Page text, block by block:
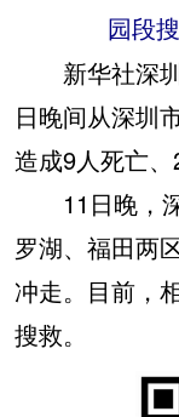
园段
新华社深圳
日晚间从深圳
造成9人死亡、
11日晚，深
罗湖、福田两
冲走。目前，
搜救。